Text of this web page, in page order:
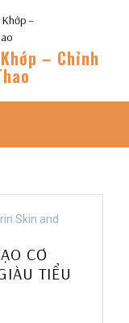
– Chỉnh
CƠ
TIỂU